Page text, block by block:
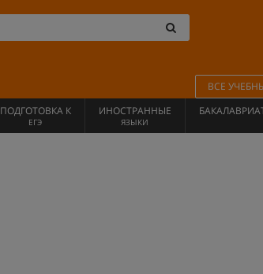
ВСЕ
ПОДГОТОВКА К
ЕГЭ
ИНОСТРАННЫЕ
ЯЗЫКИ